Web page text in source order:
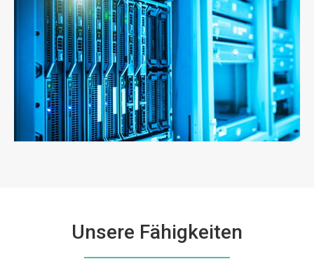
Unsere Fähigkeiten